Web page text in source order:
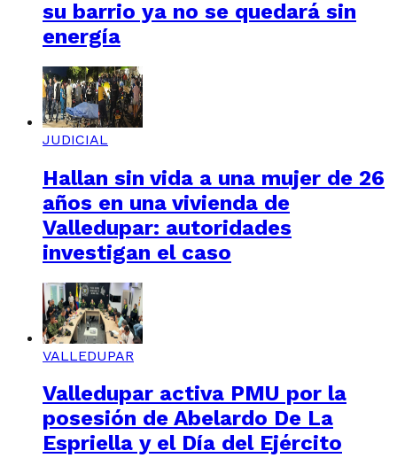
su barrio ya no se quedará sin
energía
JUDICIAL
Hallan sin vida a una mujer de 26
años en una vivienda de
Valledupar: autoridades
investigan el caso
VALLEDUPAR
Valledupar activa PMU por la
posesión de Abelardo De La
Espriella y el Día del Ejército